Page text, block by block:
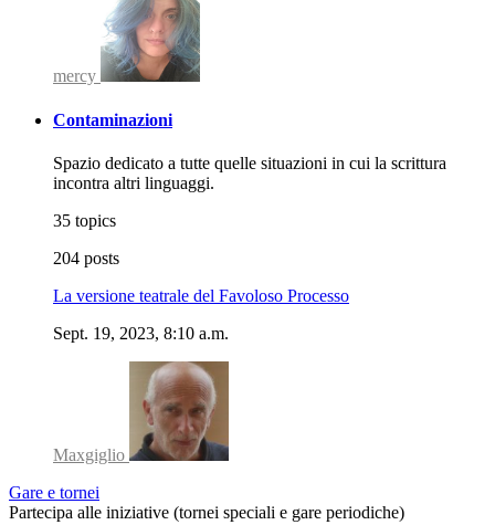
mercy
Contaminazioni
Spazio dedicato a tutte quelle situazioni in cui la scrittura
incontra altri linguaggi.
35 topics
204 posts
La versione teatrale del Favoloso Processo
Sept. 19, 2023, 8:10 a.m.
Maxgiglio
Gare e tornei
Partecipa alle iniziative (tornei speciali e gare periodiche)